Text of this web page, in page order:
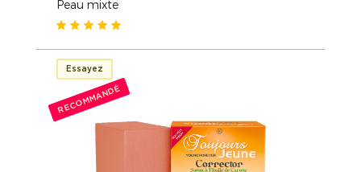
Peau mixte
Essayez
RECOMMANDÉ